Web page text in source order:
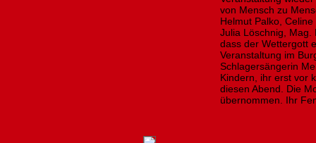
von Mensch zu
Helmut Palko,
Julia Löschnig, Mag.
dass der Wettergott
Veranstaltung im
Schlagersängerin
Kindern, ihr erst vor
diesen Abend. Die
übernommen. Ihr